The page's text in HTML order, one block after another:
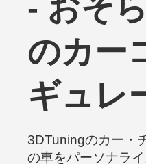
- おそ
のカー
ギュレ
3DTuningのカー・
の車をパーソナラ